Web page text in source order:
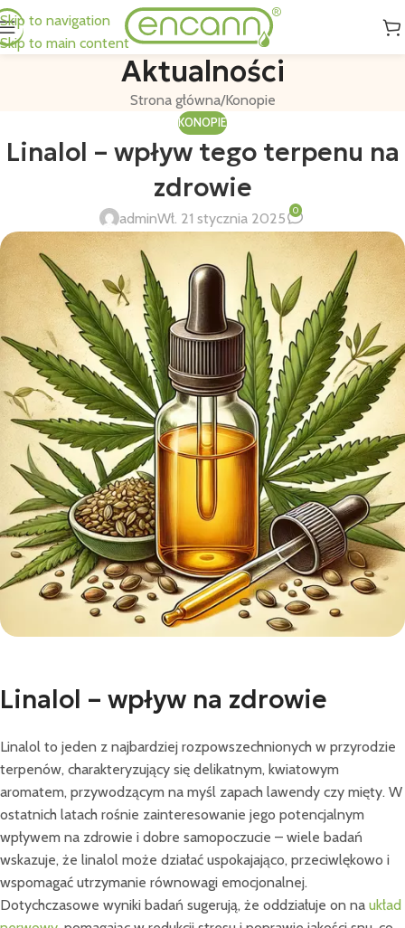
Skip to navigation
Skip to main content
Aktualności
Strona główna Konopie
KONOPIE
Linalol – wpływ tego terpenu na
zdrowie
adminWł. 21 stycznia 2025 0
Linalol – wpływ na zdrowie
Linalol to jeden z najbardziej rozpowszechnionych w przyrodzie
terpenów, charakteryzujący się delikatnym, kwiatowym
aromatem, przywodzącym na myśl zapach lawendy czy mięty. W
ostatnich latach rośnie zainteresowanie jego potencjalnym
wpływem na zdrowie i dobre samopoczucie – wiele badań
wskazuje, że linalol może działać uspokajająco, przeciwlękowo i
wspomagać utrzymanie równowagi emocjonalnej.
Dotychczasowe wyniki badań sugerują, że oddziałuje on na układ